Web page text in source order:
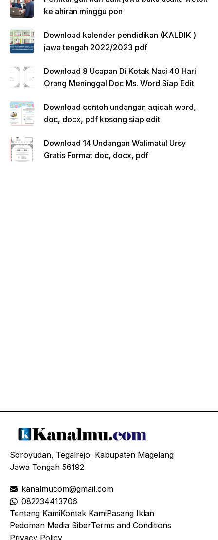
kelahiran minggu pon
Download kalender pendidikan (KALDIK )
jawa tengah 2022/2023 pdf
Download 8 Ucapan Di Kotak Nasi 40 Hari
Orang Meninggal Doc Ms. Word Siap Edit
Download contoh undangan aqiqah word,
doc, docx, pdf kosong siap edit
Download 14 Undangan Walimatul Ursy
Gratis Format doc, docx, pdf
Soroyudan, Tegalrejo, Kabupaten Magelang
Jawa Tengah 56192
kanalmucom@gmail.com
082234413706
Tentang KamiKontak KamiPasang Iklan
Pedoman Media SiberTerms and Conditions
Privacy Policy